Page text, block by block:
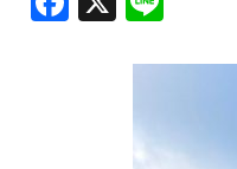
a
e